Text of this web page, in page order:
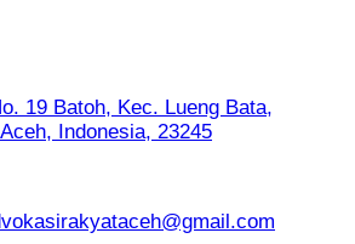
19 Batoh, Kec. Lueng Bata,
Indonesia, 23245